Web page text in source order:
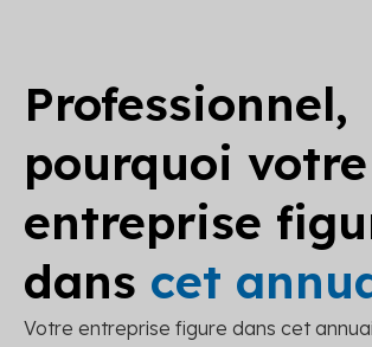
Professionnel,
pourquoi votre
entreprise
dans cet
Votre entreprise figure dans cet